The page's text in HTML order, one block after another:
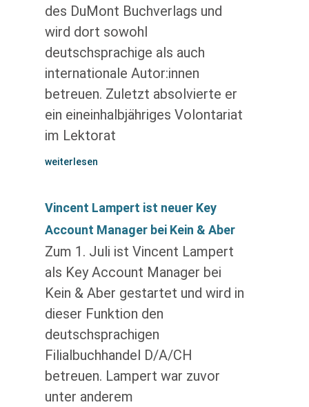
des DuMont Buchverlags und
wird dort sowohl
deutschsprachige als auch
internationale Autor:innen
betreuen. Zuletzt absolvierte er
ein eineinhalbjähriges Volontariat
im Lektorat
weiterlesen
Vincent Lampert ist neuer Key
Account Manager bei Kein & Aber
Zum 1. Juli ist Vincent Lampert
als Key Account Manager bei
Kein & Aber gestartet und wird in
dieser Funktion den
deutschsprachigen
Filialbuchhandel D/A/CH
betreuen. Lampert war zuvor
unter anderem